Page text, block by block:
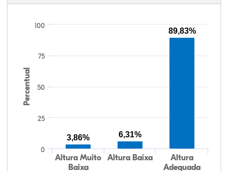
Percentual
Altura Muito
Baixa
Altura Baixa
Altura
Adequada
0
25
50
75
100
3,86% 6,31%
89,83%